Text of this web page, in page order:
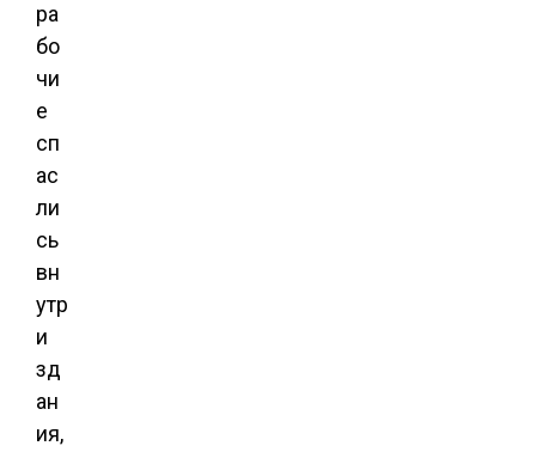
ра
бо
чи
е
сп
ас
ли
сь
вн
утр
и
зд
ан
ия,